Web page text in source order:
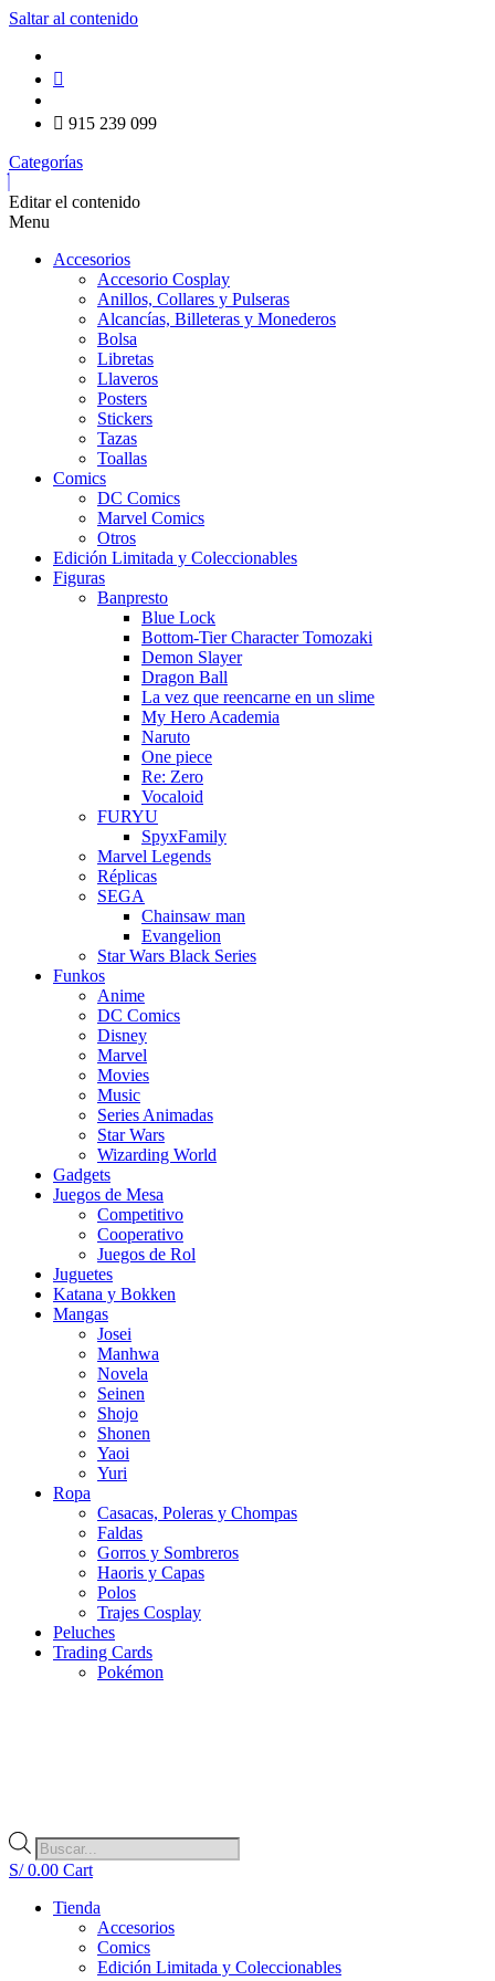
Saltar al contenido
915 239 099
Categorías
Editar el contenido
Menu
Accesorios
Accesorio Cosplay
Anillos, Collares y Pulseras
Alcancías, Billeteras y Monederos
Bolsa
Libretas
Llaveros
Posters
Stickers
Tazas
Toallas
Comics
DC Comics
Marvel Comics
Otros
Edición Limitada y Coleccionables
Figuras
Banpresto
Blue Lock
Bottom-Tier Character Tomozaki
Demon Slayer
Dragon Ball
La vez que reencarne en un slime
My Hero Academia
Naruto
One piece
Re: Zero
Vocaloid
FURYU
SpyxFamily
Marvel Legends
Réplicas
SEGA
Chainsaw man
Evangelion
Star Wars Black Series
Funkos
Anime
DC Comics
Disney
Marvel
Movies
Music
Series Animadas
Star Wars
Wizarding World
Gadgets
Juegos de Mesa
Competitivo
Cooperativo
Juegos de Rol
Juguetes
Katana y Bokken
Mangas
Josei
Manhwa
Novela
Seinen
Shojo
Shonen
Yaoi
Yuri
Ropa
Casacas, Poleras y Chompas
Faldas
Gorros y Sombreros
Haoris y Capas
Polos
Trajes Cosplay
Peluches
Trading Cards
Pokémon
Búsqueda
de
productos
S/0.00 Cart
Tienda
Accesorios
Comics
Edición Limitada y Coleccionables